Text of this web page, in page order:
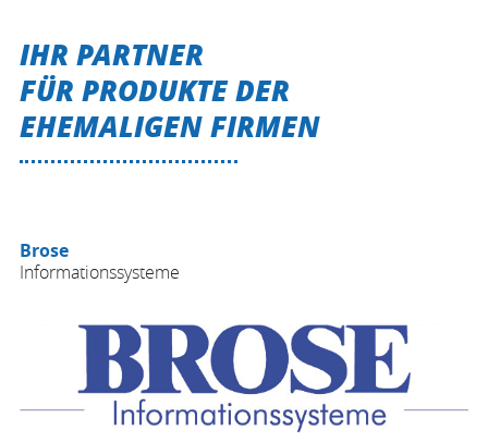
IHR PARTNER
FÜR PRODUKTE DER
EHEMALIGEN FIRMEN
Brose
Informationssysteme